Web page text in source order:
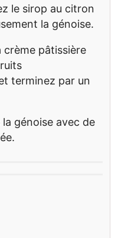
le sirop au citron
la génoise.
crème pâtissière
terminez par un
génoise avec de